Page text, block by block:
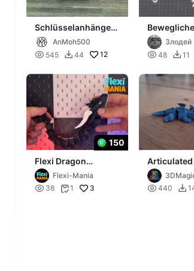
Schlüsselanhänger
L
AnMoh500
 545  44 12
Злодей
 48  11
150
Flexi Dragon
Articulated Print-in-
PlaceFlexi-Mania
 38 1 3
Articulated
dragon
 440 